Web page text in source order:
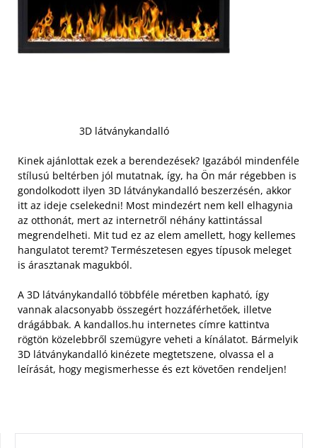
3D látványkandalló
Kinek ajánlottak ezek a berendezések? Igazából mindenféle
stílusú beltérben jól mutatnak, így, ha Ön már régebben is
gondolkodott ilyen 3D látványkandalló beszerzésén, akkor
itt az ideje cselekedni! Most mindezért nem kell elhagynia
az otthonát, mert az internetről néhány kattintással
megrendelheti. Mit tud ez az elem amellett, hogy kellemes
hangulatot teremt? Természetesen egyes típusok meleget
is árasztanak magukból.
A 3D látványkandalló többféle méretben kapható, így
vannak alacsonyabb összegért hozzáférhetőek, illetve
drágábbak. A kandallos.hu internetes címre kattintva
rögtön közelebbről szemügyre veheti a kínálatot. Bármelyik
3D látványkandalló kinézete megtetszene, olvassa el a
leírását, hogy megismerhesse és ezt követően rendeljen!